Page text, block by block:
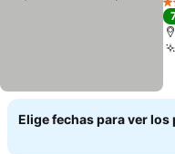
3
Elige fechas para ver